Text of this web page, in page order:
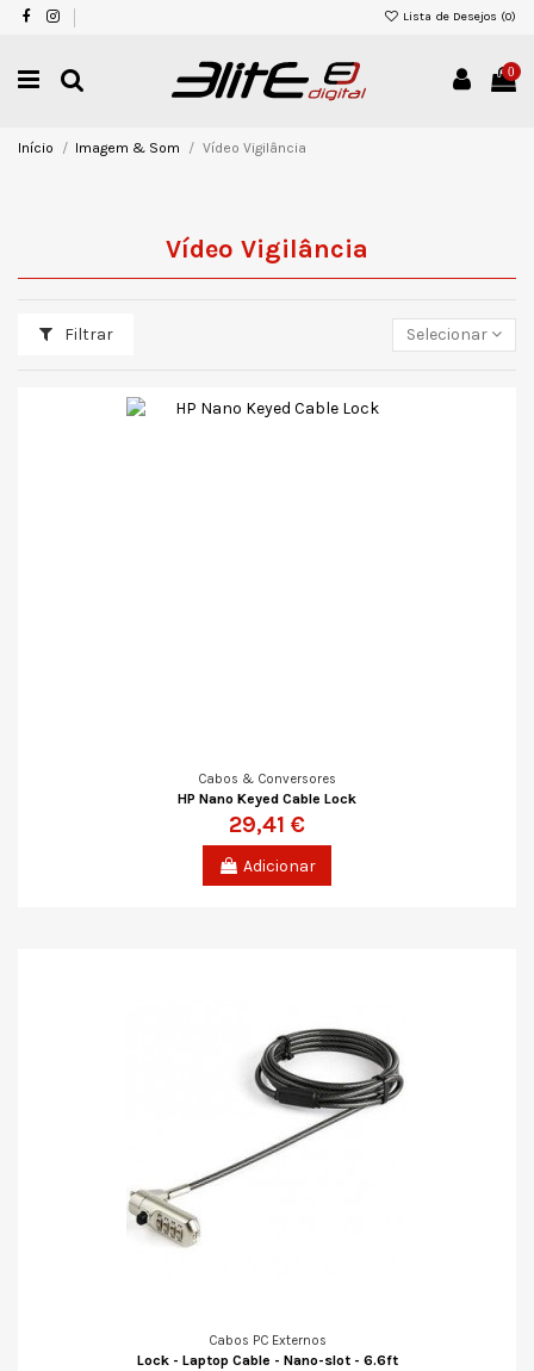
Lista de Desejos (0)
0
Início Imagem & Som Vídeo Vigilância
Vídeo Vigilância
Filtrar Selecionar
Cabos & Conversores
HP Nano Keyed Cable Lock
29,41 €
Adicionar
Cabos PC Externos
Lock - Laptop Cable - Nano-slot - 6.6ft